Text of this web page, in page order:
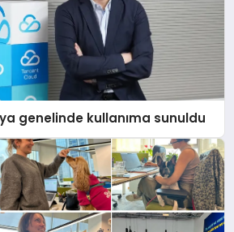
genelinde kullanıma sunuldu